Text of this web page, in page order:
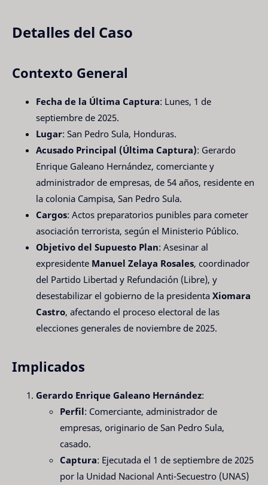
Detalles del Caso
Contexto General
Fecha de la Última Captura: Lunes, 1 de
septiembre de 2025.
Lugar: San Pedro Sula, Honduras.
Acusado Principal (Última Captura): Gerardo
Enrique Galeano Hernández, comerciante y
administrador de empresas, de 54 años, residente en
la colonia Campisa, San Pedro Sula.
Cargos: Actos preparatorios punibles para cometer
asociación terrorista, según el Ministerio Público.
Objetivo del Supuesto Plan: Asesinar al
expresidente Manuel Zelaya Rosales, coordinador
del Partido Libertad y Refundación (Libre), y
desestabilizar el gobierno de la presidenta Xiomara
Castro, afectando el proceso electoral de las
elecciones generales de noviembre de 2025.
Implicados
Gerardo Enrique Galeano Hernández:
Perfil: Comerciante, administrador de
empresas, originario de San Pedro Sula,
casado.
Captura: Ejecutada el 1 de septiembre de 2025
por la Unidad Nacional Anti-Secuestro (UNAS)